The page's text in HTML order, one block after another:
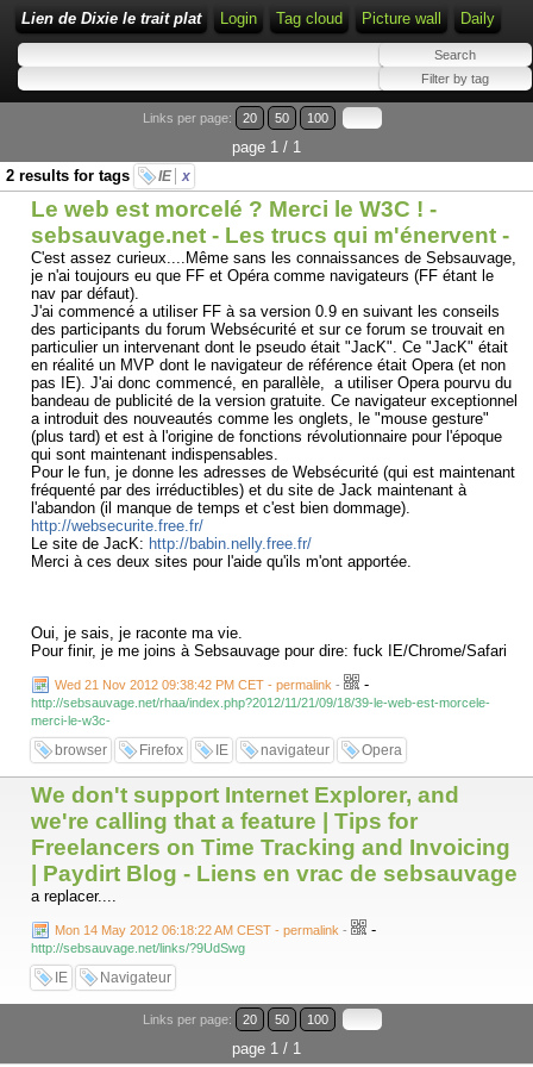
Lien de Dixie le trait plat Login Tag cloud Picture wall Daily
Links per page: 20 50 100
page 1 / 1
2 results for tags
IE x
Le web est morcelé ? Merci le W3C ! -
sebsauvage.net - Les trucs qui m'énervent -
C'est assez curieux....Même sans les connaissances de Sebsauvage,
je n'ai toujours eu que FF et Opéra comme navigateurs (FF étant le
nav par défaut).
J'ai commencé a utiliser FF à sa version 0.9 en suivant les conseils
des participants du forum Websécurité et sur ce forum se trouvait en
particulier un intervenant dont le pseudo était "JacK". Ce "JacK" était
en réalité un MVP dont le navigateur de référence était Opera (et non
pas IE). J'ai donc commencé, en parallèle, a utiliser Opera pourvu du
bandeau de publicité de la version gratuite. Ce navigateur exceptionnel
a introduit des nouveautés comme les onglets, le "mouse gesture"
(plus tard) et est à l'origine de fonctions révolutionnaire pour l'époque
qui sont maintenant indispensables.
Pour le fun, je donne les adresses de Websécurité (qui est maintenant
fréquenté par des irréductibles) et du site de Jack maintenant à
l'abandon (il manque de temps et c'est bien dommage).
http://websecurite.free.fr/
Le site de JacK: http://babin.nelly.free.fr/
Merci à ces deux sites pour l'aide qu'ils m'ont apportée.
Oui, je sais, je raconte ma vie.
Pour finir, je me joins à Sebsauvage pour dire: fuck IE/Chrome/Safari
Wed 21 Nov 2012 09:38:42 PM CET - permalink - -
http://sebsauvage.net/rhaa/index.php?2012/11/21/09/18/39-le-web-est-morcele-
merci-le-w3c-
browser Firefox IE navigateur Opera
We don't support Internet Explorer, and
we're calling that a feature | Tips for
Freelancers on Time Tracking and Invoicing
| Paydirt Blog - Liens en vrac de sebsauvage
a replacer....
Mon 14 May 2012 06:18:22 AM CEST - permalink - -
http://sebsauvage.net/links/?9UdSwg
IE Navigateur
Links per page: 20 50 100
page 1 / 1